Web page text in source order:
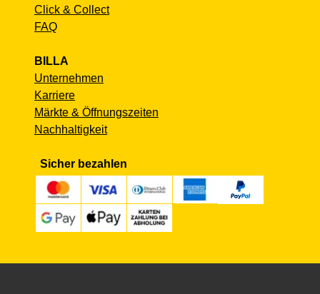
Click & Collect
FAQ
BILLA
Unternehmen
Karriere
Märkte & Öffnungszeiten
Nachhaltigkeit
Sicher bezahlen